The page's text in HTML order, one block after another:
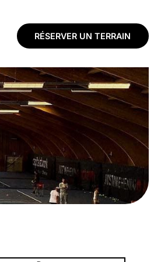
RÉSERVER UN TERRAIN